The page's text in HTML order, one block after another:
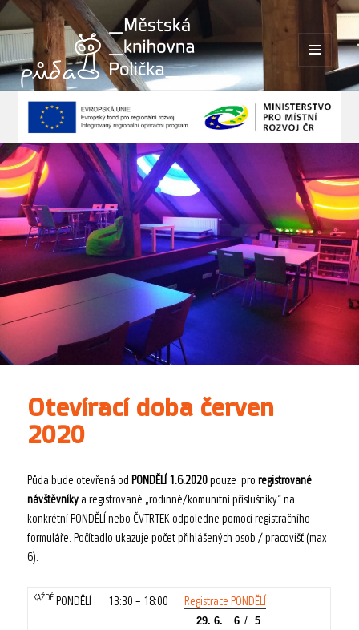
MENU
WIDGETY
Otevírací doba červen
2020
Půda bude otevřená od PONDĚLÍ 1.6.2020pouze proregistrované
návštěvníky a registrované „rodinné/komunitní příslušníky“ na
konkrétní PONDĚLÍ nebo ČVTRTEK odpoledne pomocí registračního
formuláře. Počítadlo ukazuje počet přihlášených osob / pracovišť (max
6).
KAŽDÉ PONDĚLÍ 13:30 – 18:00 Registrace PONDĚLÍ